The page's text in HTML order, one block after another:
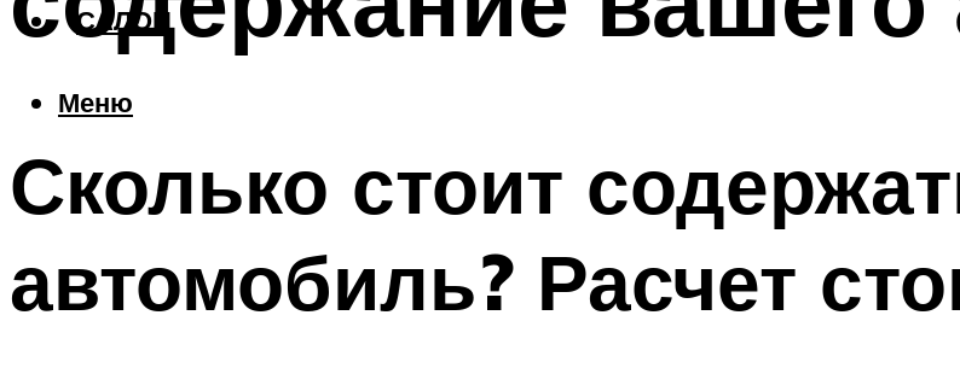
САЛОН
Меню
Сколько стоит
автомобиль? Расчет